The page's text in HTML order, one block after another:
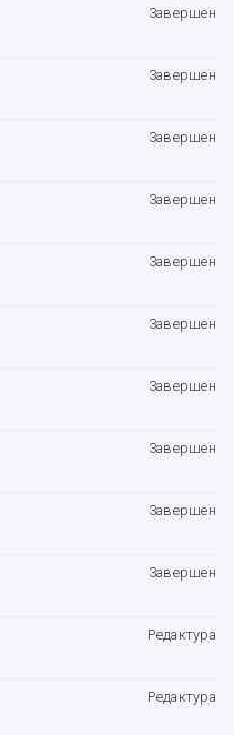
Завершен
Завершен
Завершен
Завершен
Завершен
Завершен
Завершен
Завершен
Завершен
Завершен
Редактура
Редактура